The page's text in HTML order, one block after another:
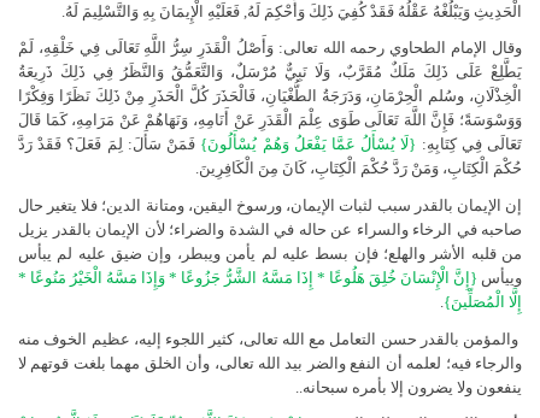
الْحَدِيثِ وَيَبْلُغْهُ عَقْلُهُ فَقَدْ كُفِيَ ذَلِكَ وَأُحْكِمَ لَهُ, فَعَلَيْهِ الْإِيمَانَ بِهِ وَالتَّسْلِيمَ لَهُ.
وقال الإمام الطحاوي رحمه الله تعالى: وَأَصْلُ الْقَدَرِ سِرُّ اللَّهِ تَعَالَى فِي خَلْقِهِ، لَمْ
يَطَّلِعْ عَلَى ذَلِكَ مَلَكٌ مُقَرَّبٌ، وَلَا نَبِيٌّ مُرْسَلٌ، وَالتَّعَمُّقُ وَالنَّظَرُ فِي ذَلِكَ ذَرِيعَةُ
الْخِذْلَانِ، وسُلم الْحِرْمَانِ، وَدَرَجَةُ الطُّغْيَانِ، فَالْحَذَرَ كُلَّ الْحَذَرِ مِنْ ذَلِكَ نَظَرًا وَفِكْرًا
وَوَسْوَسَةً؛ فَإِنَّ اللَّهَ تَعَالَى طَوَى عِلْمَ الْقَدَرِ عَنْ أَنَامِهِ، وَنَهَاهُمْ عَنْ مَرَامِهِ، كَمَا قَالَ
تَعَالَى فِي كِتَابِهِ: {لَا يُسْأَلُ عَمَّا يَفْعَلُ وَهُمْ يُسْأَلُونَ} فَمَنْ سَأَلَ: لِمَ فَعَلَ؟ فَقَدْ رَدَّ
حُكْمَ الْكِتَابِ، وَمَنْ رَدَّ حُكْمَ الْكِتَابِ، كَانَ مِنَ الْكَافِرِينَ.
إن الإيمان بالقدر سبب لثبات الإيمان، ورسوخ اليقين، ومتانة الدين؛ فلا يتغير حال
صاحبه في الرخاء والسراء عن حاله في الشدة والضراء؛ لأن الإيمان بالقدر يزيل
من قلبه الأشر والهلع؛ فإن بسط عليه لم يأمن ويبطر، وإن ضيق عليه لم يبأس
وييأس {إِنَّ الْإِنْسَانَ خُلِقَ هَلُوعًا * إِذَا مَسَّهُ الشَّرُّ جَزُوعًا * وَإِذَا مَسَّهُ الْخَيْرُ مَنُوعًا *
إِلَّا الْمُصَلِّينَ}
والمؤمن بالقدر حسن التعامل مع الله تعالى، كثير اللجوء إليه، عظيم الخوف منه
والرجاء فيه؛ لعلمه أن النفع والضر بيد الله تعالى، وأن الخلق مهما بلغت قوتهم لا
ينفعون ولا يضرون إلا بأمره سبحانه..